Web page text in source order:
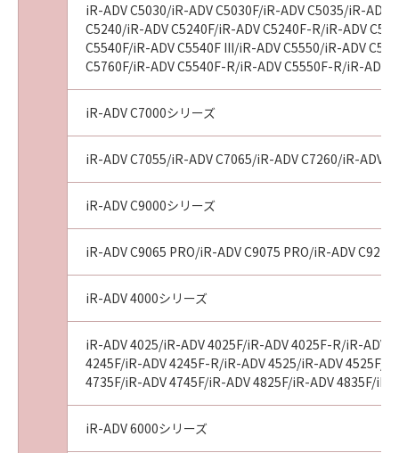
iR-ADV C5030/iR-ADV C5030F/iR-ADV C5035/iR-
C5240/iR-ADV C5240F/iR-ADV C5240F-R/iR-ADV
C5540F/iR-ADV C5540F III/iR-ADV C5550/iR-ADV
C5760F/iR-ADV C5540F-R/iR-ADV C5550F-R/iR-ADV
iR-ADV C7000シリーズ
iR-ADV C7055/iR-ADV C7065/iR-ADV C7260/iR-ADV
iR-ADV C9000シリーズ
iR-ADV C9065 PRO/iR-ADV C9075 PRO/iR-ADV
iR-ADV 4000シリーズ
iR-ADV 4025/iR-ADV 4025F/iR-ADV 4025F-R/iR-ADV
4245F/iR-ADV 4245F-R/iR-ADV 4525/iR-ADV 4525F/
4735F/iR-ADV 4745F/iR-ADV 4825F/iR-ADV 4835F/
iR-ADV 6000シリーズ